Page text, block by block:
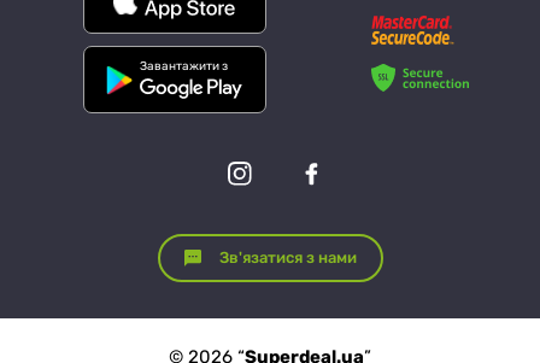
Завантажити з
Зв'язатися з нами
© 2026 “Superdeal.ua”